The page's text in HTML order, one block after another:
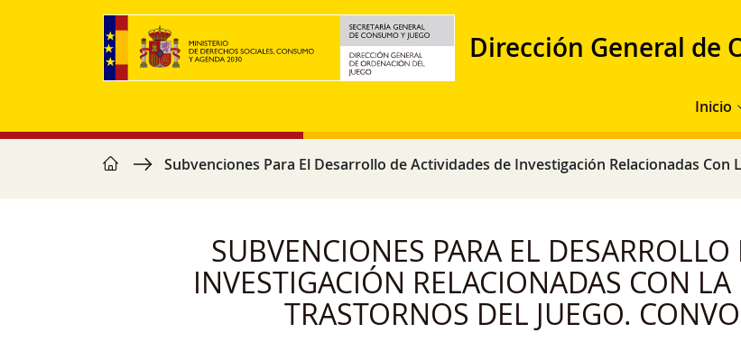
Ir o contido principal
Dirección General de
Inicio
Miga de pan
home Subvenciones Para El Desarrollo de Actividades de Investigación Relacionadas Con
SUBVENCIONES PARA EL
INVESTIGACIÓN RELACIONADAS CON
TRASTORNOS DEL JUEGO.